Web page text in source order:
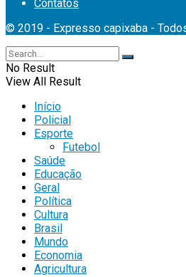
Contatos
© 2019 - Expresso capixaba -
No Result
View All Result
Início
Policial
Esporte
Futebol
Saúde
Educação
Geral
Política
Cultura
Brasil
Mundo
Economia
Agricultura